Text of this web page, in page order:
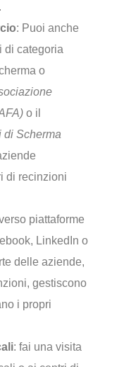
: Puoi anche
di categoria
o
o il
di Scherma
di recinzioni
piattaforme
LinkedIn o
delle aziende,
gestiscono
i propri
: fai una visita